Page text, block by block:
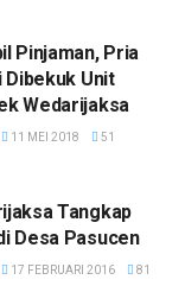
Pinjaman, Pria
Dibekuk Unit
Wedarijaksa
11 MEI 2018 51
Tangkap
Desa Pasucen
17 FEBRUARI 2016 81